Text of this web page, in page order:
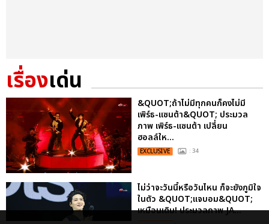
เรื่องเด่น
&QUOT;ถ้าไม่มีทุกคนก็คงไม่มี
เพิร์ธ-แซนต้า&QUOT; ประมวล
ภาพ เพิร์ธ-แซนต้า เปลี่ยน
ฮอลล์ให...
EXCLUSIVE : 34
ไม่ว่าจะวันนี้หรือวันไหน ก็จะยังภูมิใจ
ในตัว &QUOT;แจบอม&QUOT;
เหมือนเดิม! ประมวลภาพ JA...